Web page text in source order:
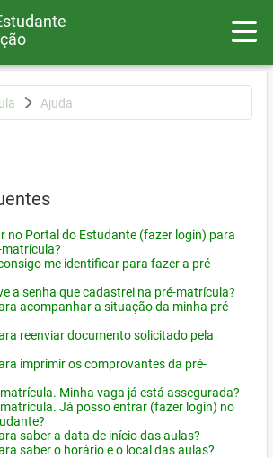
Ajuda
no Portal do Estudante (fazer login) para
me identificar para fazer a pré-
a senha que cadastrei na pré-matrícula?
acompanhar a situação da minha pré-
reenviar documento solicitado pela
imprimir os comprovantes da pré-
Minha vaga já está assegurada?
Já posso entrar (fazer login) no
saber a data de início das aulas?
saber o horário e o local das aulas?